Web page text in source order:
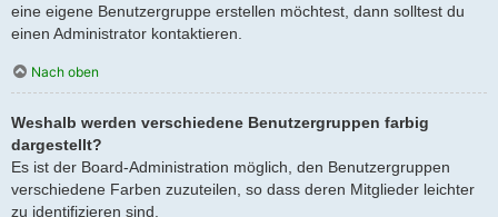
eine eigene Benutzergruppe erstellen möchtest, dann solltest du
einen Administrator kontaktieren.
Nach oben
Weshalb werden verschiedene Benutzergruppen farbig
dargestellt?
Es ist der Board-Administration möglich, den Benutzergruppen
verschiedene Farben zuzuteilen, so dass deren Mitglieder leichter
zu identifizieren sind.